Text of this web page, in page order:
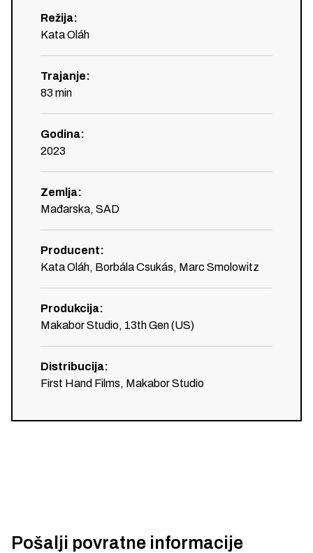
Režija:
Kata Oláh
Trajanje:
83 min
Godina:
2023
Zemlja:
Mađarska, SAD
Producent:
Kata Oláh, Borbála Csukás, Marc Smolowitz
Produkcija:
Makabor Studio, 13th Gen (US)
Distribucija:
First Hand Films, Makabor Studio
Pošalji povratne informacije